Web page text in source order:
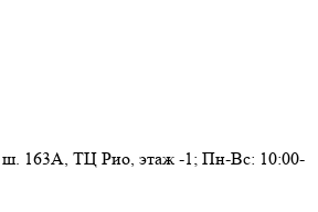
ш. 163А, ТЦ Рио, этаж -1; Пн-Вс: 10:00-